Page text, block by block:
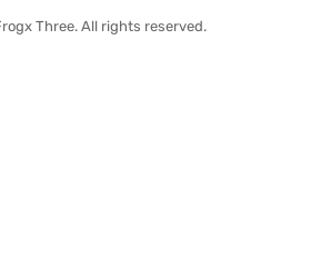
Three. All rights reserved.